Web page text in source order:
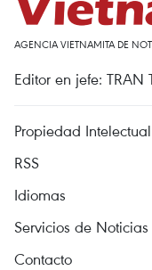
AGENCIA VIETNAMITA DE
Editor en jefe: TRAN
Propiedad Intelectual
RSS
Idiomas
Servicios de Noticias
Contacto